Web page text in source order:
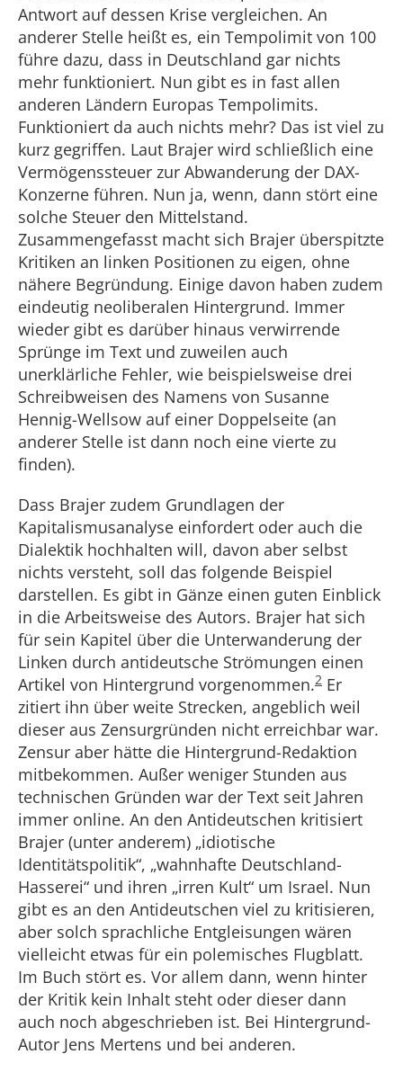
Antwort auf dessen Krise vergleichen. An
anderer Stelle heißt es, ein Tempolimit von 100
führe dazu, dass in Deutschland gar nichts
mehr funktioniert. Nun gibt es in fast allen
anderen Ländern Europas Tempolimits.
Funktioniert da auch nichts mehr? Das ist viel zu
kurz gegriffen. Laut Brajer wird schließlich eine
Vermögenssteuer zur Abwanderung der DAX-
Konzerne führen. Nun ja, wenn, dann stört eine
solche Steuer den Mittelstand.
Zusammengefasst macht sich Brajer überspitzte
Kritiken an linken Positionen zu eigen, ohne
nähere Begründung. Einige davon haben zudem
eindeutig neoliberalen Hintergrund. Immer
wieder gibt es darüber hinaus verwirrende
Sprünge im Text und zuweilen auch
unerklärliche Fehler, wie beispielsweise drei
Schreibweisen des Namens von Susanne
Hennig-Wellsow auf einer Doppelseite (an
anderer Stelle ist dann noch eine vierte zu
finden).
Dass Brajer zudem Grundlagen der
Kapitalismusanalyse einfordert oder auch die
Dialektik hochhalten will, davon aber selbst
nichts versteht, soll das folgende Beispiel
darstellen. Es gibt in Gänze einen guten Einblick
in die Arbeitsweise des Autors. Brajer hat sich
für sein Kapitel über die Unterwanderung der
Linken durch antideutsche Strömungen einen
Artikel von Hintergrund vorgenommen.2 Er
zitiert ihn über weite Strecken, angeblich weil
dieser aus Zensurgründen nicht erreichbar war.
Zensur aber hätte die Hintergrund-Redaktion
mitbekommen. Außer weniger Stunden aus
technischen Gründen war der Text seit Jahren
immer online. An den Antideutschen kritisiert
Brajer (unter anderem) „idiotische
Identitätspolitik“, „wahnhafte Deutschland-
Hasserei“ und ihren „irren Kult“ um Israel. Nun
gibt es an den Antideutschen viel zu kritisieren,
aber solch sprachliche Entgleisungen wären
vielleicht etwas für ein polemisches Flugblatt.
Im Buch stört es. Vor allem dann, wenn hinter
der Kritik kein Inhalt steht oder dieser dann
auch noch abgeschrieben ist. Bei Hintergrund-
Autor Jens Mertens und bei anderen.